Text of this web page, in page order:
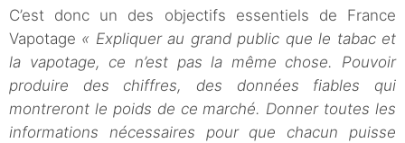
C’est donc un des objectifs essentiels de France
Vapotage « Expliquer au grand public que le tabac et
la vapotage, ce n’est pas la même chose. Pouvoir
produire des chiffres, des données fiables qui
montreront le poids de ce marché. Donner toutes les
informations nécessaires pour que chacun puisse